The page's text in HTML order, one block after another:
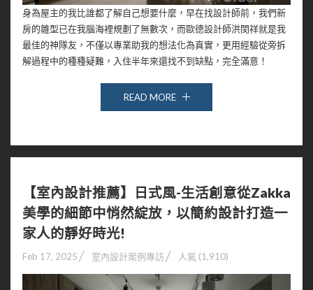
身為屋主的我比誰都了解自己想要什麼，早在找設計師前，我們新
房的雛型已在我腦海裡規劃了無數次，而歐德設計師洪閔祥就是我
最佳的神隊友，不僅以專業助我的想法化為真實，更用經驗從旁拆
解過程中的種種疑難，入住半年來還找不到缺點，完全滿意！
READ MORE
【室內設計推薦】日式風-生活創意從Zakka
美學的細節中悄然綻放，以簡約設計打造一
家人的靜好時光!
Feb 17, 2025 室內設計案例專訪 人氣 (1,910)